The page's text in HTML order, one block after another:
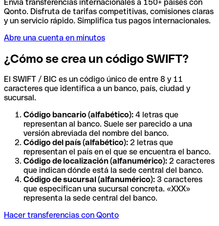
Envía transferencias internacionales a 150+ países con
Qonto. Disfruta de tarifas competitivas, comisiones claras
y un servicio rápido. Simplifica tus pagos internacionales.
Abre una cuenta en minutos
¿Cómo se crea un código SWIFT?
El SWIFT / BIC es un código único de entre 8 y 11
caracteres que identifica a un banco, país, ciudad y
sucursal.
Código bancario (alfabético): 4 letras que
representan al banco. Suele ser parecido a una
versión abreviada del nombre del banco.
Código del país (alfabético): 2 letras que
representan el país en el que se encuentra el banco.
Código de localización (alfanumérico): 2 caracteres
que indican dónde está la sede central del banco.
Código de sucursal (alfanumérico): 3 caracteres
que especifican una sucursal concreta. «XXX»
representa la sede central del banco.
Hacer transferencias con Qonto